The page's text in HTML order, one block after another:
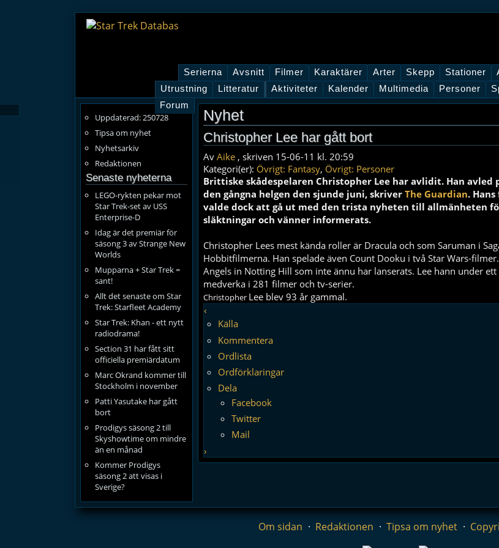
Uppdaterad: 250728
Tipsa om nyhet
Nyhetsarkiv
Redaktionen
Senaste nyheterna
LEGO-rykten pekar mot
Star Trek-set av USS
Enterprise-D
Idag är det premiär för
säsong 3 av Strange New
Worlds
Mupparna + Star Trek =
sant!
Allt det senaste om Star
Trek: Starfleet Academy
Star Trek: Khan - ett nytt
radiodrama!
Section 31 har fått sitt
officiella premiärdatum
Marc Okrand kommer till
Stockholm i november
Patti Yasutake har gått
bort
Prodigys säsong 2 till
Skyshowtime om mindre
än en månad
Kommer Prodigys
säsong 2 att visas i
Sverige?
Nyhet
Christopher Lee har gått bort
Av Aike , skriven 15-06-11 kl. 20:59
Kategori(er): Övrigt: Fantasy, Övrigt: Personer
Brittiske skådespelaren Christopher Lee har avlidit. Han avled
den gångna helgen den sjunde juni, skriver The Guardian.
valde dock att gå ut med den trista nyheten till allmänheten
släktningar och vänner informerats.
Christopher Lees mest kända roller är Dracula och som Saruman i
Hobbitfilmerna. Han spelade även Count Dooku i två Star Wars-
Angels in Notting Hill som inte ännu har lanserats. Lee hann under
medverka i 281 filmer och tv-serier.
Christopher Lee blev 93 år gammal.
‹
Källa
Kommentera
Ordlista
Ordförklaringar
Dela
Facebook
Twitter
Mail
›
Serierna Avsnitt Filmer Karaktärer Arter Skepp Stationer
Utrustning
Litteratur Aktiviteter Kalender Multimedia Personer
Forum
Om sidan Redaktionen Tipsa om nyhet